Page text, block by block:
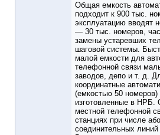
Общая емкость
подходит к 900 тыс.
эксплуатацию вводят
— 30 тыс. номеров,
замены устаревших
шаговой системы.
малой емкости для
телефонной связи
заводов, депо и т. д.
координатные
(емкостью 50
изготовленные в НРБ.
местной телефонной
станциях при числе
соединительных